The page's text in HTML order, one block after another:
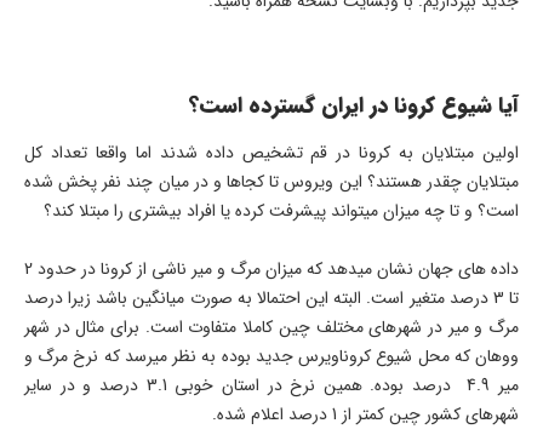
آیا شیوع کرونا در ایران گسترده است؟
اولین مبتلایان به کرونا در قم تشخیص داده شدند اما واقعا تعداد کل
مبتلایان چقدر هستند؟ این ویروس تا کجاها و در میان چند نفر پخش شده
است؟ و تا چه میزان میتواند پیشرفت کرده یا افراد بیشتری را مبتلا کند؟
داده های جهان نشان میدهد که میزان مرگ و میر ناشی از کرونا در حدود 2
تا 3 درصد متغیر است. البته این احتمالا به صورت میانگین باشد زیرا درصد
مرگ و میر در شهرهای مختلف چین کاملا متفاوت است. برای مثال در شهر
ووهان که محل شیوع کروناویرس جدید بوده به نظر میرسد که نرخ مرگ و
میر 4.9 درصد بوده. همین نرخ در استان خوبی 3.1 درصد و در سایر
شهرهای کشور چین کمتر از 1 درصد اعلام شده.